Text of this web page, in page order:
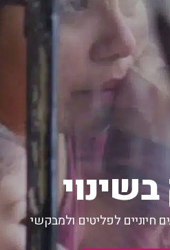
חיוניים לפליטים ולמבקשי